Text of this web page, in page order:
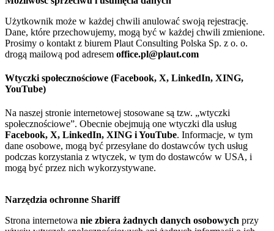
Użytkownik może w każdej chwili anulować swoją rejestrację.
Dane, które przechowujemy, mogą być w każdej chwili zmienione.
Prosimy o kontakt z biurem Plaut Consulting Polska Sp. z o. o.
drogą mailową pod adresem office.pl@plaut.com
Wtyczki społecznościowe (Facebook, X, LinkedIn, XING,
YouTube)
Na naszej stronie internetowej stosowane są tzw. „wtyczki
społecznościowe”. Obecnie obejmują one wtyczki dla usług
Facebook, X, LinkedIn, XING i YouTube. Informacje, w tym
dane osobowe, mogą być przesyłane do dostawców tych usług
podczas korzystania z wtyczek, w tym do dostawców w USA, i
mogą być przez nich wykorzystywane.
Narzędzia ochronne Shariff
Strona internetowa nie zbiera żadnych danych osobowych przy